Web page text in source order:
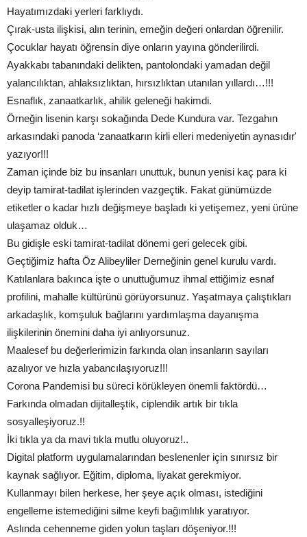
Hayatımızdaki yerleri farklıydı.
Çırak-usta ilişkisi, alın terinin, emeğin değeri onlardan öğrenilir.
Çocuklar hayatı öğrensin diye onların yayına gönderilirdi.
Ayakkabı tabanındaki delikten, pantolondaki yamadan değil
yalancılıktan, ahlaksızlıktan, hırsızlıktan utanılan yıllardı…!!!
Esnaflık, zanaatkarlık, ahilik geleneği hakimdi.
Örneğin lisenin karşı sokağında Dede Kundura var. Tezgahın
arkasındaki panoda ‘zanaatkarın kirli elleri medeniyetin aynasıdır'
yazıyor!!!
Zaman içinde biz bu insanları unuttuk, bunun yenisi kaç para ki
deyip tamirat-tadilat işlerinden vazgeçtik. Fakat günümüzde
etiketler o kadar hızlı değişmeye başladı ki yetişemez, yeni ürüne
ulaşamaz olduk…
Bu gidişle eski tamirat-tadilat dönemi geri gelecek gibi.
Geçtiğimiz hafta Öz Alibeyliler Derneğinin genel kurulu vardı.
Katılanlara bakınca işte o unuttuğumuz ihmal ettiğimiz esnaf
profilini, mahalle kültürünü görüyorsunuz. Yaşatmaya çalıştıkları
arkadaşlık, komşuluk bağlarını yardımlaşma dayanışma
ilişkilerinin önemini daha iyi anlıyorsunuz.
Maalesef bu değerlerimizin farkında olan insanların sayıları
azalıyor ve hızla yabancılaşıyoruz!!!
Corona Pandemisi bu süreci körükleyen önemli faktördü…
Farkında olmadan dijitalleştik, ciplendik artık bir tıkla
sosyalleşiyoruz.!!
İki tıkla ya da mavi tıkla mutlu oluyoruz!..
Digital platform uygulamalarından beslenenler için sınırsız bir
kaynak sağlıyor. Eğitim, diploma, liyakat gerekmiyor.
Kullanmayı bilen herkese, her şeye açık olması, istediğini
engelleme istemediğini silme keyfi bağımlılık yaratıyor.
Aslında cehenneme giden yolun taşları döşeniyor.!!!